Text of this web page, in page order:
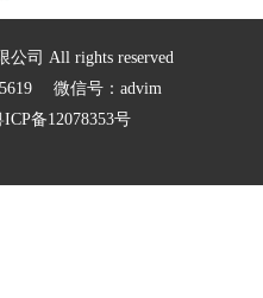
公司 All rights reserved
微信号：advim
ICP备12078353号